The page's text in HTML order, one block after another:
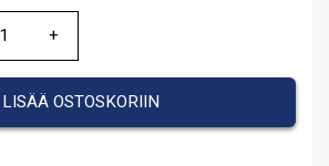
LISÄÄ OSTOSKORIIN